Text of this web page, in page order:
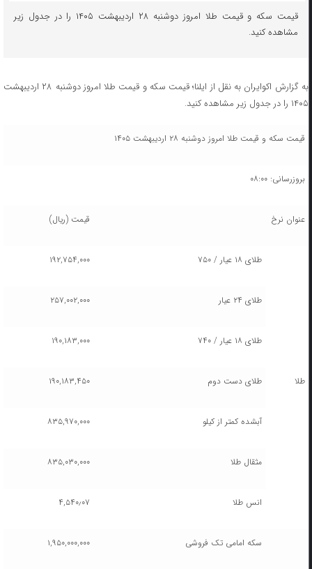
قیمت سکه و قیمت طلا امروز دوشنبه ۲۸ اردیبهشت ۱۴۰۵ را در جدول زیر
مشاهده کنید.
به گزارش اکوایران به نقل از ایلنا؛ قیمت سکه و قیمت طلا امروز دوشنبه ۲۸ اردیبهشت
۱۴۰۵ را در جدول زیر مشاهده کنید.
قیمت سکه و قیمت طلا امروز دوشنبه ۲۸ اردیبهشت ۱۴۰۵
بروزرسانی: ۰۸:۰۰
عنوان نرخ قیمت (ریال)
طلا
طلای ۱۸ عیار / ۷۵۰ ۱۹۲,۷۵۴,۰۰۰
طلای ۲۴ عیار ۲۵۷,۰۰۲,۰۰۰
طلای ۱۸ عیار / ۷۴۰ ۱۹۰,۱۸۳,۰۰۰
طلای دست دوم ۱۹۰,۱۸۳,۴۵۰
آبشده کمتر از کیلو ۸۳۵,۹۷۰,۰۰۰
مثقال طلا ۸۳۵,۰۳۰,۰۰۰
انس طلا ۴,۵۴۰٫۰۷
سکه امامی تک فروشی ۱,۹۵۰,۰۰۰,۰۰۰